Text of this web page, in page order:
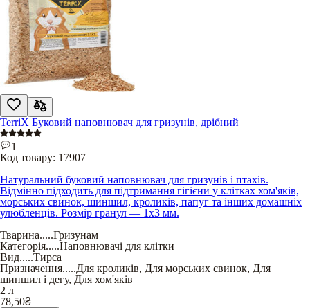
TerriX Буковий наповнювач для гризунів, дрібний
1
Код товару: 17907
Натуральний буковий наповнювач для гризунів і птахів.
Відмінно підходить для підтримання гігієни у клітках хом'яків,
морських свинок, шиншил, кроликів, папуг та інших домашніх
улюбленців. Розмір гранул — 1х3 мм.
Тварина.....Гризунам
Категорія.....Наповнювачі для клітки
Вид.....Тирса
Призначення.....Для кроликів, Для морських свинок, Для
шиншил і дегу, Для хом'яків
2 л
78,50₴